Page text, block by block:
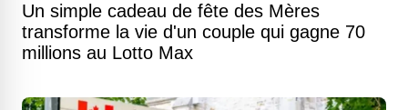
Un simple cadeau de fête des Mères
transforme la vie d'un couple qui gagne 70
millions au Lotto Max